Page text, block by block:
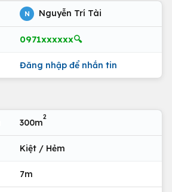
N Nguyễn Trí Tài
0971xxxxxx🔍
Đăng nhập để nhắn tin
300m
2
Kiệt / Hẻm
7m